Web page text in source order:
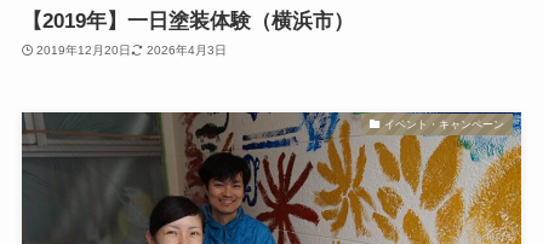
【2019年】一日塗装体験（横浜市）
2019年12月20日 2026年4月3日
イベント・キャンペーン